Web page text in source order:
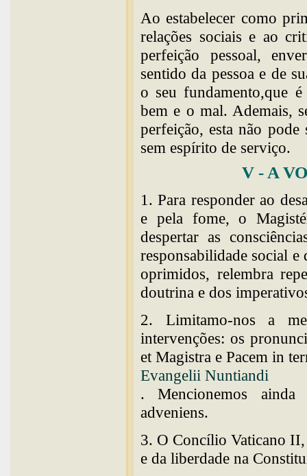
Ao estabelecer como
relações sociais e ao
perfeição pessoal,
sentido da pessoa e de
o seu fundamento,que
bem e o mal. Ademais,
perfeição, esta não pode
sem espírito de serviço.
V - A
1. Para responder ao
e pela fome, o
despertar as
responsabilidade social e
oprimidos, relembra
doutrina e dos
2. Limitamo-nos a
intervenções: os
et Magistra e Pacem in
Evangelii Nuntiandi
. Mencionemos ainda
adveniens.
3. O Concílio Vaticano II,
e da liberdade na